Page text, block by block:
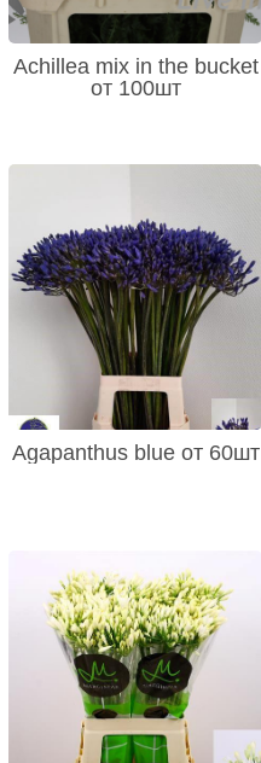
Achillea mix in the bucket
от 100шт
Agapanthus blue от 60шт